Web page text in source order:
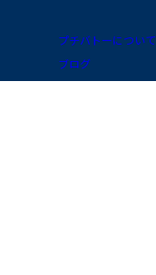
プチバトーについて
ブログ